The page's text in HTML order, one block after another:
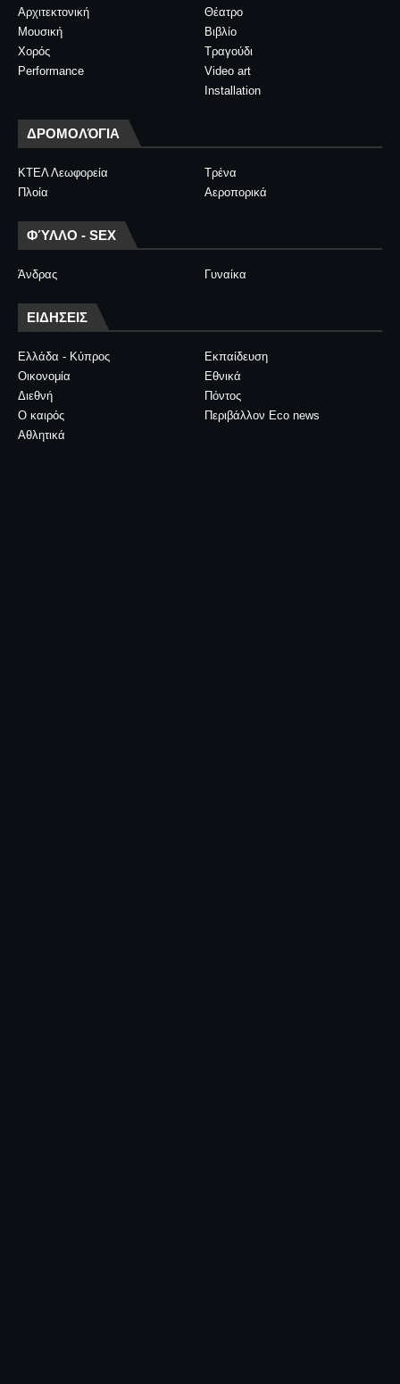
Θέατρο
Αρχιτεκτονική
Βιβλίο
Μουσική
Τραγούδι
Χορός
Video art
Performance
Installation
ΔΡΟΜΟΛΌΓΙΑ
ΚΤΕΛ Λεωφορεία
Τρένα
Πλοία
Αεροπορικά
ΦΎΛΛΟ - SEX
Άνδρας Γυναίκα
ΕΙΔΗΣΕΙΣ
Ελλάδα - Κύπρος
Εκπαίδευση
Οικονομία
Εθνικά
Διεθνή
Πόντος
Ο καιρός
Περιβάλλον Eco news
Αθλητικά